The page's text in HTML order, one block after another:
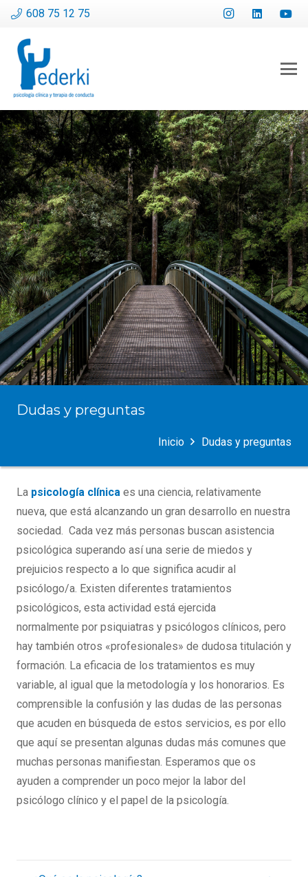
608 75 12 75
Dudas y preguntas
Inicio Dudas y preguntas
La psicología clínica es una ciencia, relativamente
nueva, que está alcanzando un gran desarrollo en nuestra
sociedad. Cada vez más personas buscan asistencia
psicológica superando así una serie de miedos y
prejuicios respecto a lo que significa acudir al
psicólogo/a. Existen diferentes tratamientos
psicológicos, esta actividad está ejercida
normalmente por psiquiatras y psicólogos clínicos, pero
hay también otros «profesionales» de dudosa titulación y
formación. La eficacia de los tratamientos es muy
variable, al igual que la metodología y los honorarios. Es
comprensible la confusión y las dudas de las personas
que acuden en búsqueda de estos servicios, es por ello
que aquí se presentan algunas dudas más comunes que
muchas personas manifiestan. Esperamos que os
ayuden a comprender un poco mejor la labor del
psicólogo clínico y el papel de la psicología.